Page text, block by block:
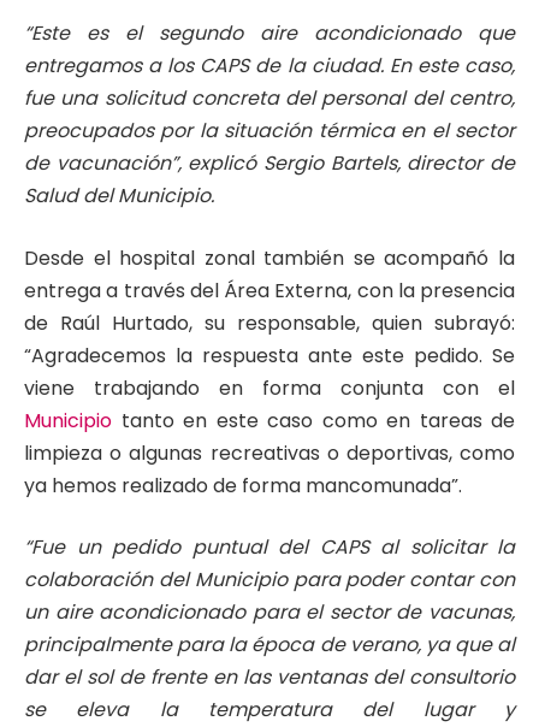
“Este es el segundo aire acondicionado que
entregamos a los CAPS de la ciudad. En este caso,
fue una solicitud concreta del personal del centro,
preocupados por la situación térmica en el sector
de vacunación”, explicó Sergio Bartels, director de
Salud del Municipio.
Desde el hospital zonal también se acompañó la
entrega a través del Área Externa, con la presencia
de Raúl Hurtado, su responsable, quien subrayó:
“Agradecemos la respuesta ante este pedido. Se
viene trabajando en forma conjunta con el
Municipio tanto en este caso como en tareas de
limpieza o algunas recreativas o deportivas, como
ya hemos realizado de forma mancomunada”.
“Fue un pedido puntual del CAPS al solicitar la
colaboración del Municipio para poder contar con
un aire acondicionado para el sector de vacunas,
principalmente para la época de verano, ya que al
dar el sol de frente en las ventanas del consultorio
se eleva la temperatura del lugar y